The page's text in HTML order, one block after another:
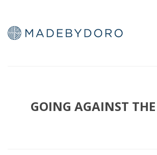
GOING AGAINST